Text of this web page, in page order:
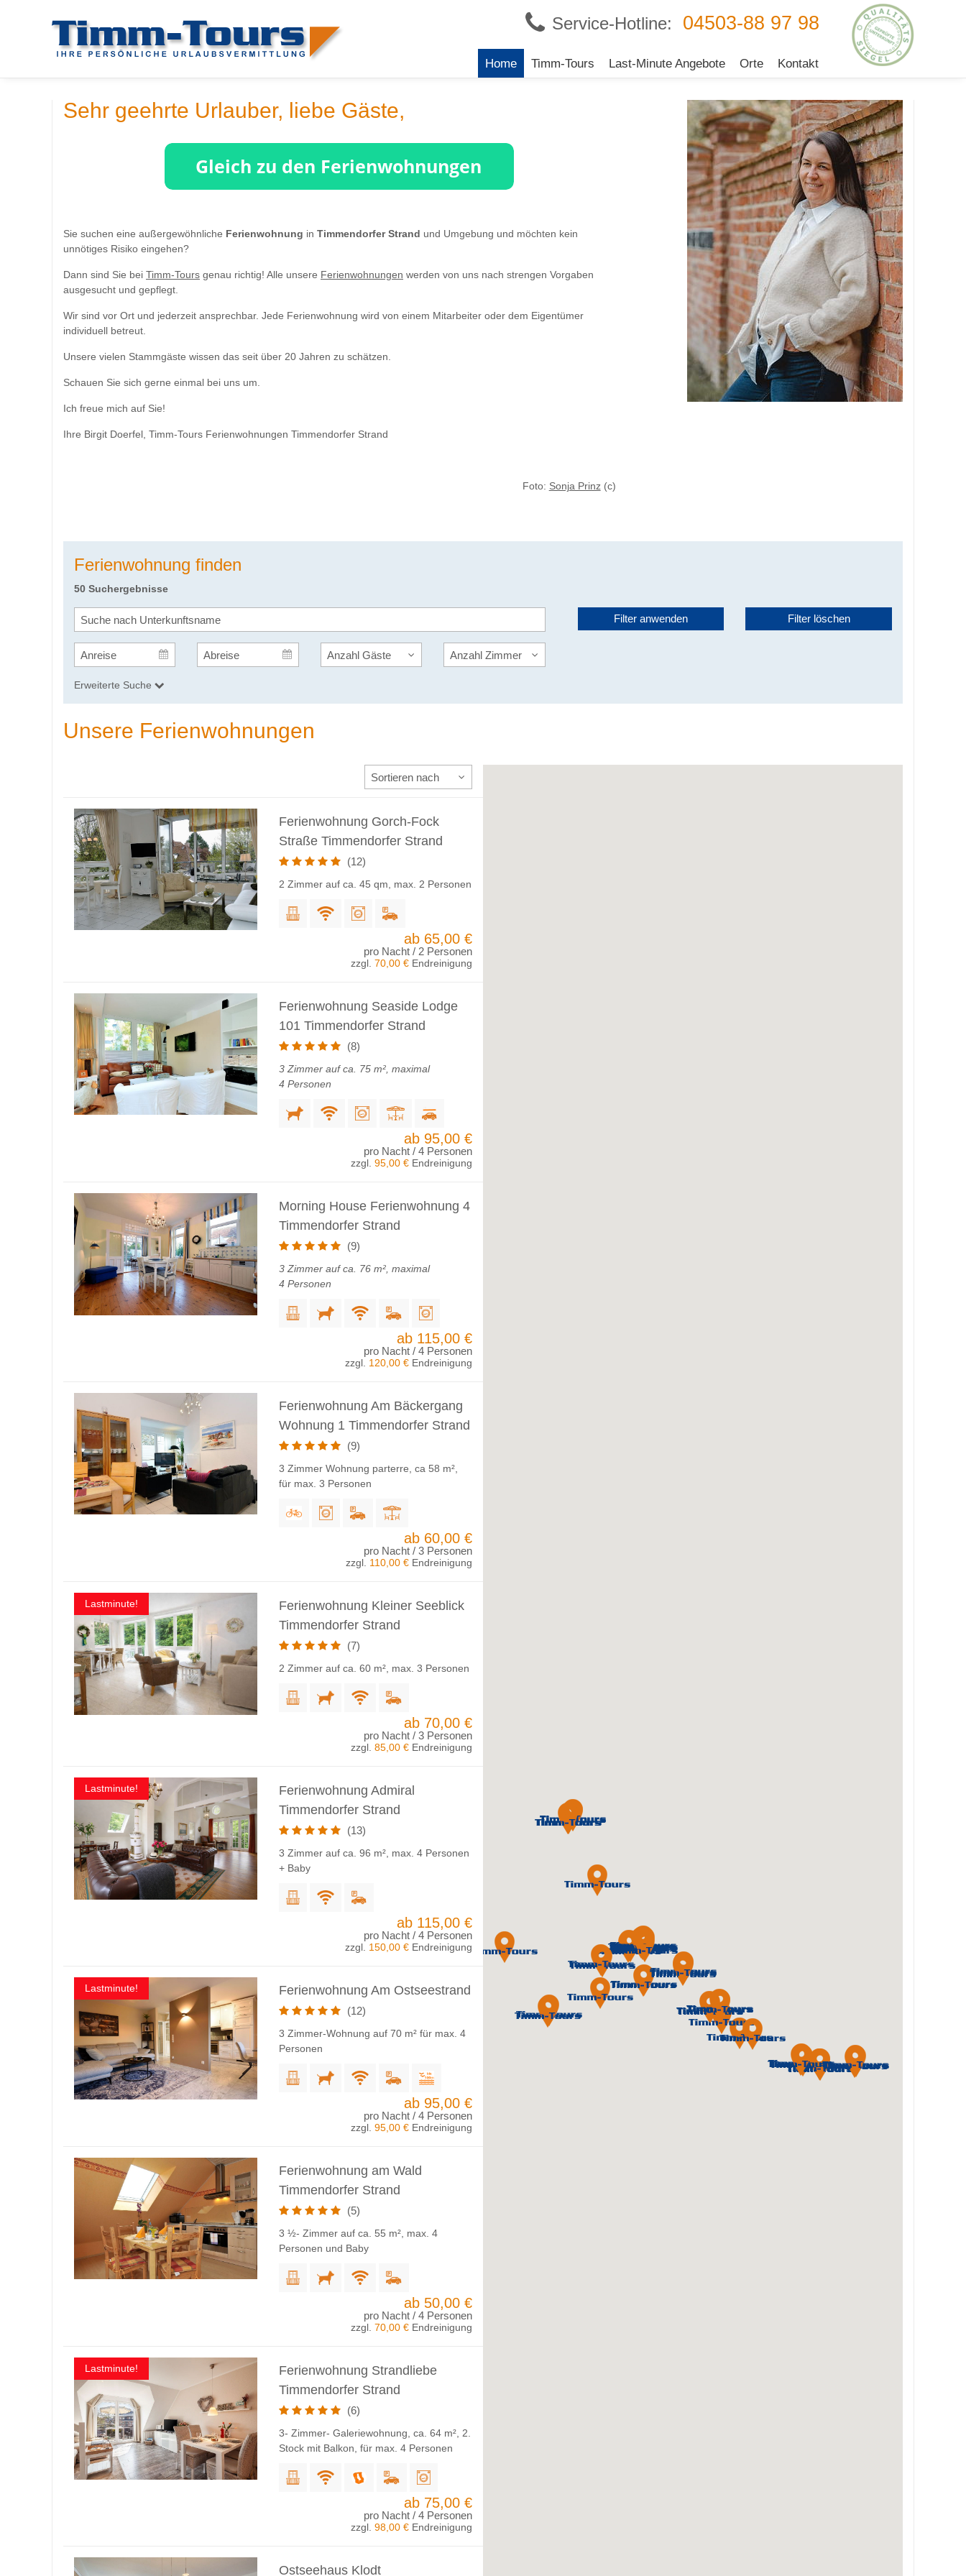
Service-Hotline: 04503-88 97 98
überspringen
Home Timm-Tours Last-Minute Angebote Orte Kontakt
Sehr geehrte Urlauber, liebe Gäste,
Sie suchen eine außergewöhnliche Ferienwohnung in Timmendorfer Strand und Umgebung und möchten kein
unnötiges Risiko eingehen?
Dann sind Sie bei Timm-Tours genau richtig! Alle unsere Ferienwohnungen werden von uns nach strengen Vorgaben
ausgesucht und gepflegt.
Wir sind vor Ort und jederzeit ansprechbar. Jede Ferienwohnung wird von einem Mitarbeiter oder dem Eigentümer
individuell betreut.
Unsere vielen Stammgäste wissen das seit über 20 Jahren zu schätzen.
Schauen Sie sich gerne einmal bei uns um.
Ich freue mich auf Sie!
Ihre Birgit Doerfel, Timm-Tours Ferienwohnungen Timmendorfer Strand
Foto: Sonja Prinz(c)
Ferienwohnung finden
50 Suchergebnisse
Filter anwenden Filter löschen
Erweiterte Suche
Unsere Ferienwohnungen
Ferienwohnung Gorch-Fock
Straße Timmendorfer Strand
(12)
2 Zimmer auf ca. 45 qm, max. 2 Personen
ab 65,00 €
pro Nacht / 2 Personen
zzgl. 70,00 € Endreinigung
Ferienwohnung Seaside Lodge
101 Timmendorfer Strand
(8)
3 Zimmer auf ca. 75 m², maximal
4 Personen
ab 95,00 €
pro Nacht / 4 Personen
zzgl. 95,00 € Endreinigung
Morning House Ferienwohnung 4
Timmendorfer Strand
(9)
3 Zimmer auf ca. 76 m², maximal
4 Personen
ab 115,00 €
pro Nacht / 4 Personen
zzgl. 120,00 € Endreinigung
Ferienwohnung Am Bäckergang
Wohnung 1 Timmendorfer Strand
(9)
3 Zimmer Wohnung parterre, ca 58 m²,
für max. 3 Personen
ab 60,00 €
pro Nacht / 3 Personen
zzgl. 110,00 € Endreinigung
Lastminute!
Ferienwohnung Kleiner Seeblick
Timmendorfer Strand
(7)
2 Zimmer auf ca. 60 m², max. 3 Personen
ab 70,00 €
pro Nacht / 3 Personen
zzgl. 85,00 € Endreinigung
Lastminute!
Ferienwohnung Admiral
Timmendorfer Strand
(13)
3 Zimmer auf ca. 96 m², max. 4 Personen
+ Baby
ab 115,00 €
pro Nacht / 4 Personen
zzgl. 150,00 € Endreinigung
Lastminute! Ferienwohnung Am Ostseestrand
(12)
3 Zimmer-Wohnung auf 70 m² für max. 4
Personen
ab 95,00 €
pro Nacht / 4 Personen
zzgl. 95,00 € Endreinigung
Ferienwohnung am Wald
Timmendorfer Strand
(5)
3 ½- Zimmer auf ca. 55 m², max. 4
Personen und Baby
ab 50,00 €
pro Nacht / 4 Personen
zzgl. 70,00 € Endreinigung
Lastminute!
Ferienwohnung Strandliebe
Timmendorfer Strand
(6)
3- Zimmer- Galeriewohnung, ca. 64 m², 2.
Stock mit Balkon, für max. 4 Personen
ab 75,00 €
pro Nacht / 4 Personen
zzgl. 98,00 € Endreinigung
Ostseehaus Klodt